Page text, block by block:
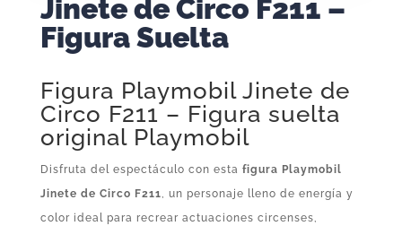
Jinete de Circo F211 –
Figura Suelta
Figura Playmobil Jinete de
Circo F211 – Figura suelta
original Playmobil
Disfruta del espectáculo con esta figura Playmobil
Jinete de Circo F211, un personaje lleno de energía y
color ideal para recrear actuaciones circenses,